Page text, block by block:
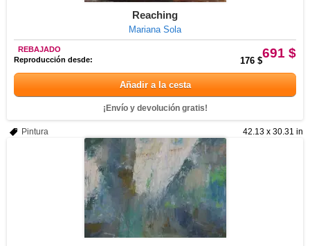
Reaching
Mariana Sola
691 $
REBAJADO
Reproducción desde:
176 $
Añadir a la cesta
¡Envío y devolución gratis!
42.13 x 30.31 in
Pintura